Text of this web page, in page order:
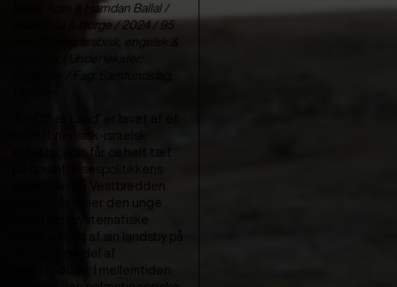
Basel Adra & Hamdan Ballal /
Palæstina & Norge / 2024 / 95
min / Sprog: arabisk, engelsk &
palæstinensisk-israelsk
kollektiv, som får os helt tæt
på bosættelsespolitikkens
praksisser på Vestbredden.
Over 10 år filmer den unge
Basel den systematiske
nedbrydning af sin landsby på
Vestbredden. I mellemtiden